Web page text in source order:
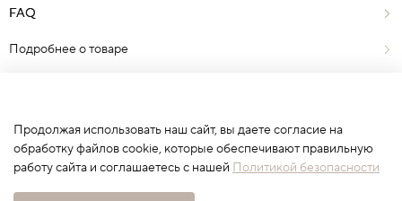
FAQ
FAQ
Подробнее о товаре
Продолжая использовать наш сайт, вы даете согласие на
обработку файлов cookie, которые обеспечивают правильную
работу сайта и соглашаетесь с нашей Политикой безопасности